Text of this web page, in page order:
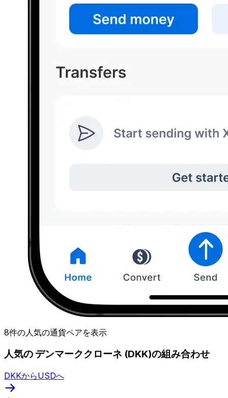
8件の人気の通貨ペアを表示
人気の デンマーククローネ (DKK)の組み合わせ
DKKからUSDへ